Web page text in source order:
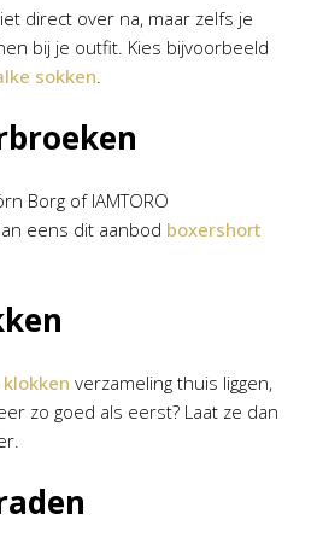
direct over na, maar zelfs je
bij je outfit. Kies bijvoorbeeld
sokken.
Borg of IAMTORO
eens dit aanbod boxershort
verzameling thuis liggen,
zo goed als eerst? Laat ze dan